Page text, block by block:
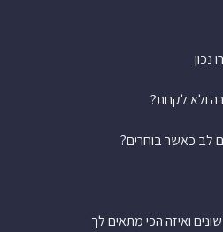
נכון
ולא לקנות?
לב כאשר בוחרים?
ואיזה הכי מתאים לך